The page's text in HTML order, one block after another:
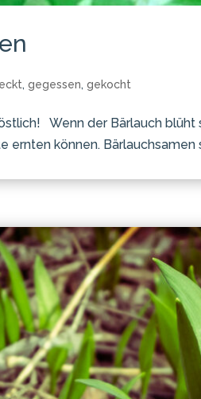
, gegessen, gekocht
Wenn der Bärlauch
ernten können.